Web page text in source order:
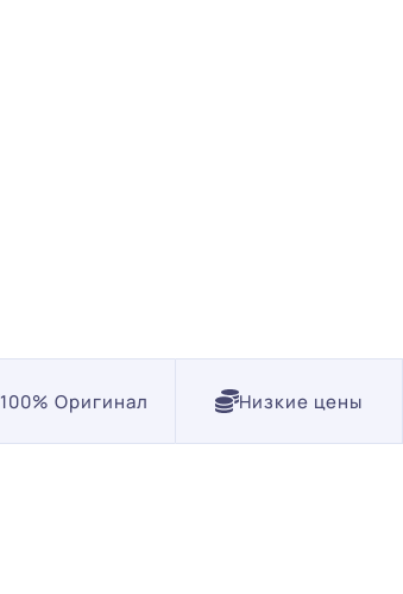
100% Оригинал Низкие цены